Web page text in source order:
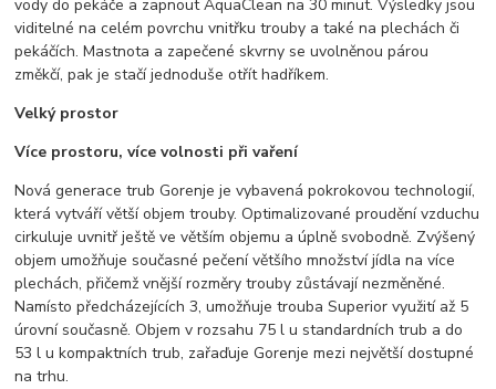
vody do pekáče a zapnout AquaClean na 30 minut. Výsledky jsou
viditelné na celém povrchu vnitřku trouby a také na plechách či
pekáčích. Mastnota a zapečené skvrny se uvolněnou párou
změkčí, pak je stačí jednoduše otřít hadříkem.
Velký prostor
Více prostoru, více volnosti při vaření
Nová generace trub Gorenje je vybavená pokrokovou technologií,
která vytváří větší objem trouby. Optimalizované proudění vzduchu
cirkuluje uvnitř ještě ve větším objemu a úplně svobodně. Zvýšený
objem umožňuje současné pečení většího množství jídla na více
plechách, přičemž vnější rozměry trouby zůstávají nezměněné.
Namísto předcházejících 3, umožňuje trouba Superior využití až 5
úrovní současně. Objem v rozsahu 75 l u standardních trub a do
53 l u kompaktních trub, zařaďuje Gorenje mezi největší dostupné
na trhu.